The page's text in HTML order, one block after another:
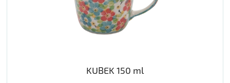
KUBEK 150 ml